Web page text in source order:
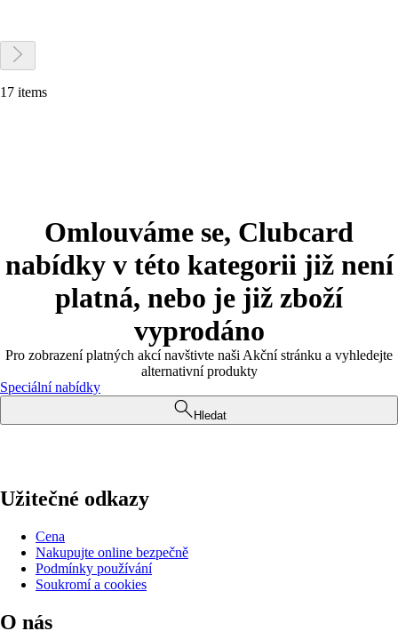
17 items
Omlouváme se, Clubcard
nabídky v této kategorii již není
platná, nebo je již zboží
vyprodáno
Pro zobrazení platných akcí navštivte naši Akční stránku a vyhledejte
alternativní produkty
Speciální nabídky
Hledat
Užitečné odkazy
Cena
Nakupujte online bezpečně
Podmínky používání
Soukromí a cookies
O nás